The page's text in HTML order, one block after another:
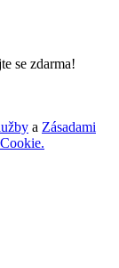
se zdarma!
a Zásadami
Cookie.